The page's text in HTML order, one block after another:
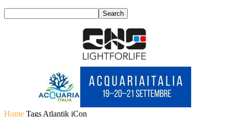
Home Tags Atlantik iCon